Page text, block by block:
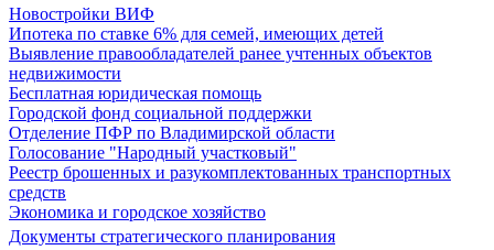
Новостройки ВИФ
Ипотека по ставке 6% для семей, имеющих детей
Выявление правообладателей ранее учтенных объектов
недвижимости
Бесплатная юридическая помощь
Городской фонд социальной поддержки
Отделение ПФР по Владимирской области
Голосование "Народный участковый"
Реестр брошенных и разукомплектованных транспортных
средств
Экономика и городское хозяйство
Документы стратегического планирования